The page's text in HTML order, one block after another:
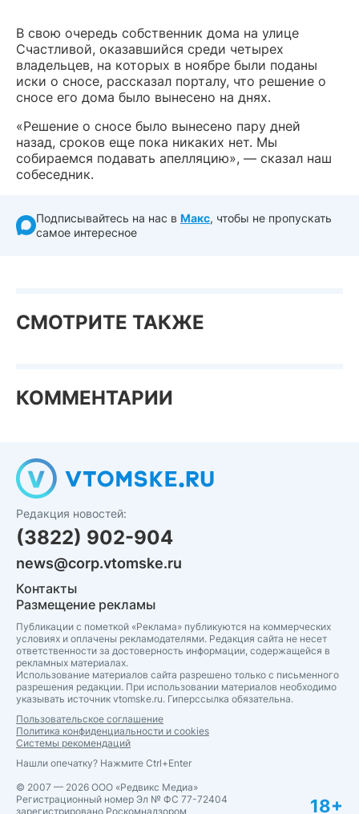
В свою очередь собственник дома на улице
Счастливой, оказавшийся среди четырех
владельцев, на которых в ноябре были поданы
иски о сносе, рассказал порталу, что решение о
сносе его дома было вынесено на днях.
«Решение о сносе было вынесено пару дней
назад, сроков еще пока никаких нет. Мы
собираемся подавать апелляцию», — сказал наш
собеседник.
Подписывайтесь на нас в Макс, чтобы не пропускать
самое интересное
СМОТРИТЕ ТАКЖЕ
КОММЕНТАРИИ
Редакция новостей:
(3822) 902-904
news@corp.vtomske.ru
Контакты
Размещение рекламы
Публикации с пометкой «Реклама» публикуются на коммерческих
условиях и оплачены рекламодателями. Редакция сайта не несет
ответственности за достоверность информации, содержащейся в
рекламных материалах.
Использование материалов сайта разрешено только с письменного
разрешения редакции. При использовании материалов необходимо
указывать источник vtomske.ru. Гиперссылка обязательна.
Пользовательское соглашение
Политика конфиденциальности и cookies
Системы рекомендаций
Нашли опечатку? Нажмите Ctrl+Enter
© 2007 — 2026 ООО «Редвикс Медиа»
Регистрационный номер Эл № ФС 77-72404
зарегистрировано Роскомнадзором
18+